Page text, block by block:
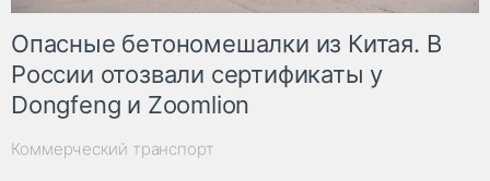
Опасные бетономешалки из Китая. В
России отозвали сертификаты у
Dongfeng и Zoomlion
Коммерческий транспорт